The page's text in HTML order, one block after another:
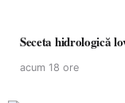
Seceta hidrologică
acum 18 ore